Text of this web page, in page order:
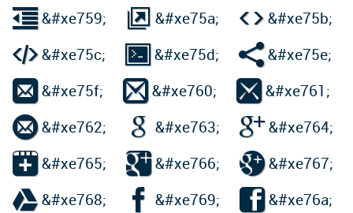
&#xe759;  &#xe75a; &#xe75b;
&#xe75c;  &#xe75d; &#xe75e;
 &#xe75f;  &#xe760;  &#xe761;
&#xe762;  &#xe763; &#xe764;
 &#xe765; &#xe766; &#xe767;
&#xe768;  &#xe769;  &#xe76a;